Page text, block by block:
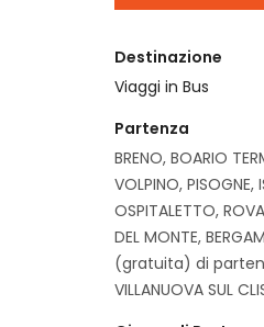
Destinazione
Viaggi in Bus
Partenza
BRENO, BOARIO
VOLPINO, PISOGNE,
OSPITALETTO,
DEL MONTE,
(gratuita) di
VILLANUOVA SUL